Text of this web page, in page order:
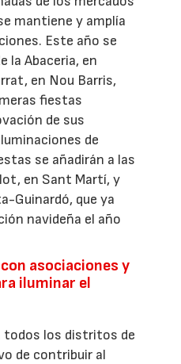
mantiene y amplía
Este año se
la Abaceria, en
en Nou Barris,
fiestas
de sus
de
se añadirán a las
en Sant Martí, y
Guinardó, que ya
navideña el año
asociaciones y
iluminar el
todos los distritos de
de contribuir al